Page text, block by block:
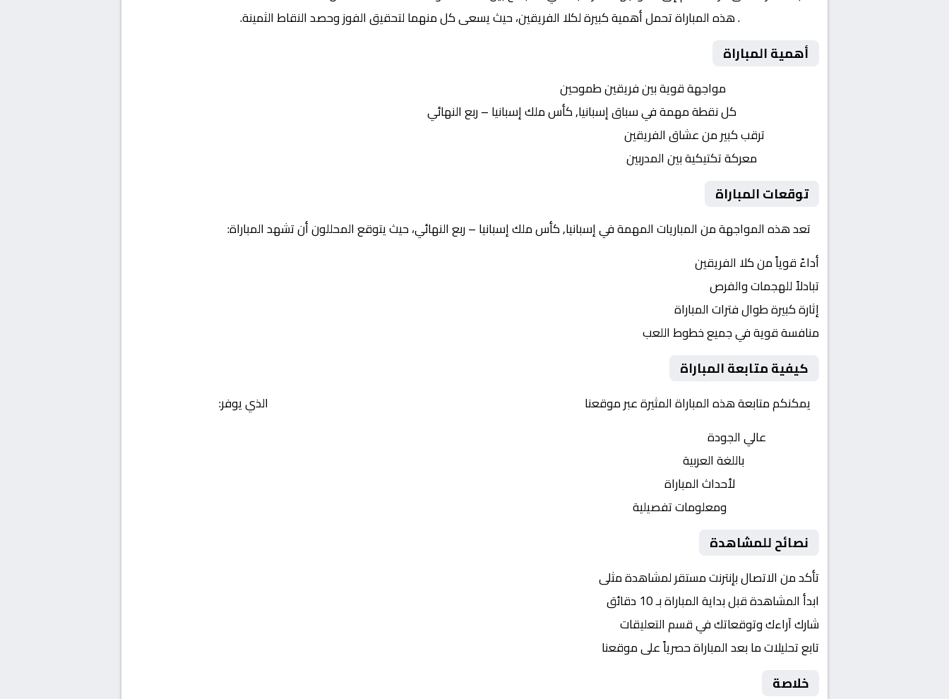
. هذه المباراة تحمل أهمية كبيرة لكلا الفريقين، حيث يسعى كل منهما لتحقيق الفوز وحصد النقاط الثمينة.
أهمية المباراة
مواجهة قوية بين فريقين طموحين
كل نقطة مهمة في سباق إسبانيا, كأس ملك إسبانيا – ربع النهائي
ترقب كبير من عشاق الفريقين
معركة تكتيكية بين المدربين
توقعات المباراة
تعد هذه المواجهة من المباريات المهمة في إسبانيا, كأس ملك إسبانيا – ربع النهائي، حيث يتوقع المحللون أن تشهد المباراة:
أداءً قوياً من كلا الفريقين
تبادلاً للهجمات والفرص
إثارة كبيرة طوال فترات المباراة
منافسة قوية في جميع خطوط اللعب
كيفية متابعة المباراة
يمكنكم متابعة هذه المباراة المثيرة عبر موقعنا
الذي يوفر:
عالي الجودة
باللغة العربية
لأحداث المباراة
ومعلومات تفصيلية
نصائح للمشاهدة
تأكد من الاتصال بإنترنت مستقر لمشاهدة مثلى
ابدأ المشاهدة قبل بداية المباراة بـ 10 دقائق
شارك آراءك وتوقعاتك في قسم التعليقات
تابع تحليلات ما بعد المباراة حصرياً على موقعنا
خلاصة